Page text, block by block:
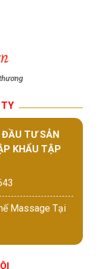
ĐẦU TƯ SẢN
KHẨU TẬP
Massage Tại